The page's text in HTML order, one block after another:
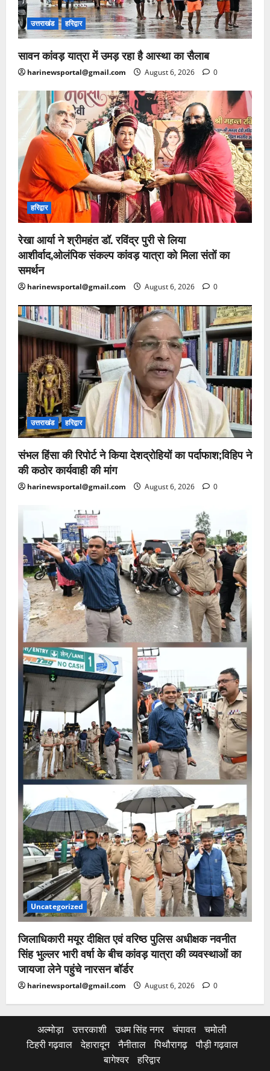
उत्तराखंड हरिद्वार
सावन कांवड़ यात्रा में उमड़ रहा है आस्था का सैलाब
harinewsportal@gmail.com August 6, 2026 0
हरिद्वार
रेखा आर्या ने श्रीमहंत डॉ. रविंद्र पुरी से लिया
आशीर्वाद,ओलंपिक संकल्प कांवड़ यात्रा को मिला संतों का
समर्थन
harinewsportal@gmail.com August 6, 2026 0
उत्तराखंड हरिद्वार
संभल हिंसा की रिपोर्ट ने किया देशद्रोहियों का पर्दाफाश;विहिप ने
की कठोर कार्यवाही की मांग
harinewsportal@gmail.com August 6, 2026 0
Uncategorized
जिलाधिकारी मयूर दीक्षित एवं वरिष्ठ पुलिस अधीक्षक नवनीत
सिंह भुल्लर भारी वर्षा के बीच कांवड़ यात्रा की व्यवस्थाओं का
जायजा लेने पहुंचे नारसन बॉर्डर
harinewsportal@gmail.com August 6, 2026 0
अल्मोड़ा उत्तरकाशी उधम सिंह नगर चंपावत
चमोली
टिहरी गढ़वाल
देहारादून नैनीताल पिथौरागढ़
पौड़ी गढ़वाल
बागेश्वर
हरिद्वार